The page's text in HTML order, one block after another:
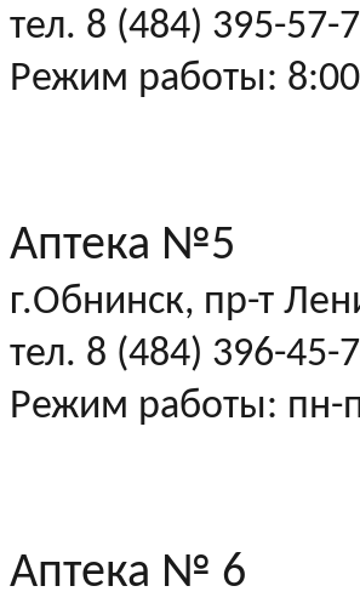
тел. 8 (484) 395-57-
Режим работы:
Аптека №5
г.Обнинск, пр-т
тел. 8 (484) 396-45-
Режим работы: пн-
Аптека № 6